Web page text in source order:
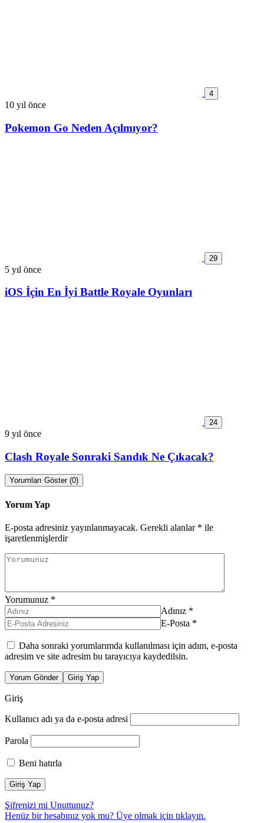
4
10 yıl önce
Pokemon Go Neden Açılmıyor?
29
5 yıl önce
iOS İçin En İyi Battle Royale Oyunları
24
9 yıl önce
Clash Royale Sonraki Sandık Ne Çıkacak?
Yorumları Göster (0)
Yorum Yap
E-posta adresiniz yayınlanmayacak. Gerekli alanlar * ile
işaretlenmişlerdir
Yorumunuz *
Adınız *
E-Posta *
Daha sonraki yorumlarımda kullanılması için adım, e-posta
adresim ve site adresim bu tarayıcıya kaydedilsin.
Yorum Gönder Giriş Yap
Giriş
Kullanıcı adı ya da e-posta adresi
Parola
Beni hatırla
Şifrenizi mi Unuttunuz?
Henüz bir hesabınız yok mu? Üye olmak için tıklayın.